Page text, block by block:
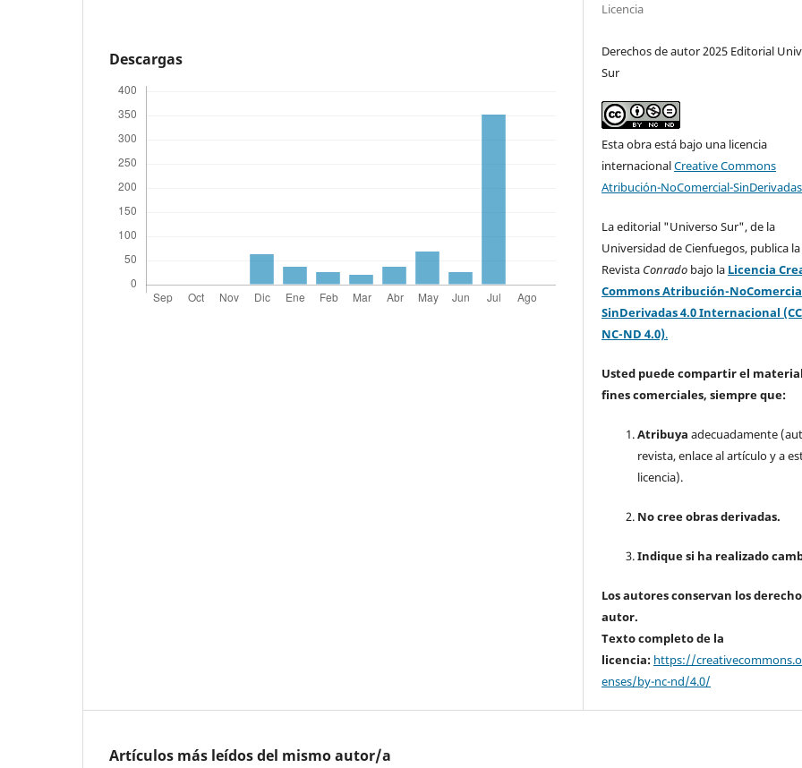
Descargas
Licencia
Derechos de autor 2025 Editorial
Sur
Esta obra está bajo una licencia
internacionalCreative Commons
Atribución-NoComercial-
La editorial "Universo Sur", de la
Universidad de Cienfuegos, publica la
Revista Conrado bajo la Licencia
Commons Atribución-
SinDerivadas 4.0 Internacional (CC
NC-ND 4.0).
Usted puede compartir el
fines comerciales, siempre que:
Atribuya adecuadamente
revista, enlace al artículo y a
licencia).
No cree obras derivadas.
Indique si ha realizado
Los autores conservan los
autor.
Texto completo de la
licencia: https://
enses/by-nc-nd/4.0/
Artículos más leídos del mismo autor/a